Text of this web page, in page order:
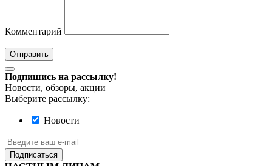
Комментарий
Отправить
Подпишись на рассылку!
Новости, обзоры, акции
Выберите рассылку:
Новости
Подписаться